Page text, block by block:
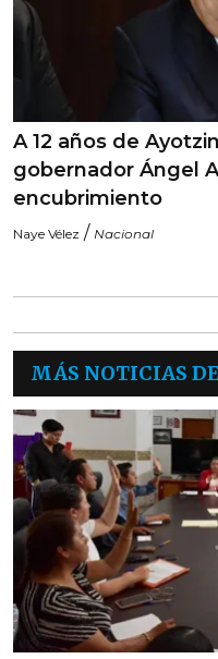
A 12 años de
gobernador Ángel
encubrimiento
Naye Vélez / Nacional
MÁS NOTICIAS